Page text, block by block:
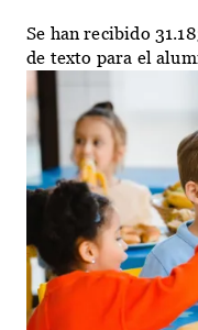
Se han recibido
de texto para el